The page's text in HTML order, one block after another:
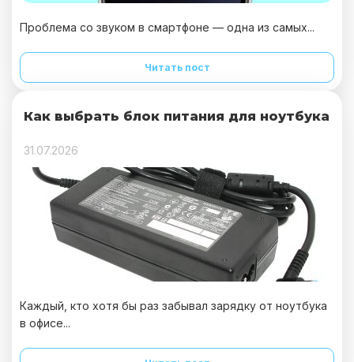
Проблема со звуком в смартфоне — одна из самых...
Читать пост
Как выбрать блок питания для ноутбука
31.07.2026
Каждый, кто хотя бы раз забывал зарядку от ноутбука
в офисе...